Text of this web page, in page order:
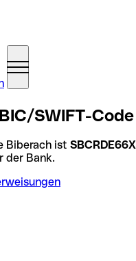
SWIFT-
Biberach ist
der Bank.